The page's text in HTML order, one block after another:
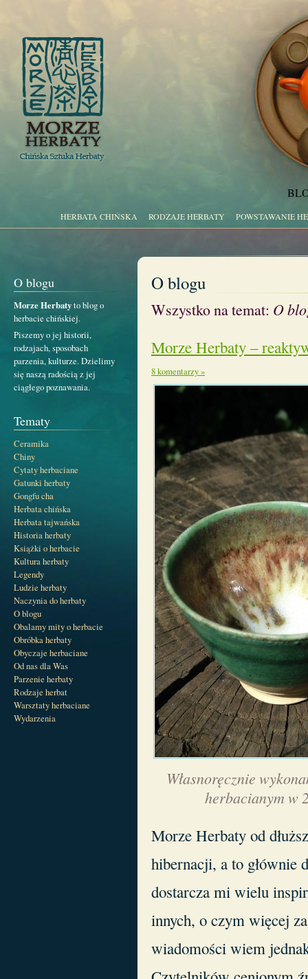
HERBATA CHIŃSKA RODZAJE HERBATY POWSTAWANIE
O blogu
Morze Herbatyto blog o
herbacie chińskiej.
Piszemy o jej historii,
rodzajach, sposobach
parzenia, kulturze. Dzielimy
się naszą radością z jej
ciągłego poznawania.
Tematy
Ceramika
Chiny
Cytaty herbaciane
Gatunki herbaty
Gongfu cha
Herbata chińska
Herbata tajwańska
Historia herbaty
Książki o herbacie
Kultura herbaty
Legendy
Ludzie herbaty
Naczynia do herbaty
O blogu
Obalamy mity o herbacie
Obróbka herbaty
Obyczaje herbaciane
Od nas dla Was
Parzenie herbaty
Rodzaje herbat
Warsztaty herbaciane
Wydarzenia
O blogu
Wszystko na temat: O
Morze Herbaty –
8 komentarzy »
Własnoręcznie
herbacianym w
Morze Herbaty od
hibernacji, a to głównie
dostarcza mi wielu
innych, o czym więcej
wiadomości wiem